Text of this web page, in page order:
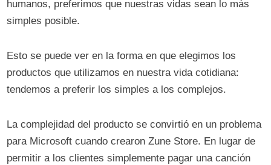
humanos, preferimos que nuestras vidas sean lo más
simples posible.
Esto se puede ver en la forma en que elegimos los
productos que utilizamos en nuestra vida cotidiana:
tendemos a preferir los simples a los complejos.
La complejidad del producto se convirtió en un problema
para Microsoft cuando crearon Zune Store. En lugar de
permitir a los clientes simplemente pagar una canción